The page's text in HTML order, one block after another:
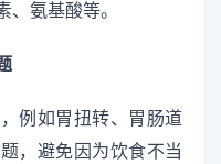
氨基酸等。
例如胃扭转、胃肠道
，避免因为饮食不当